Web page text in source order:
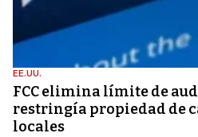
EE.UU.
FCC elimina límite de
restringía propiedad de
locales